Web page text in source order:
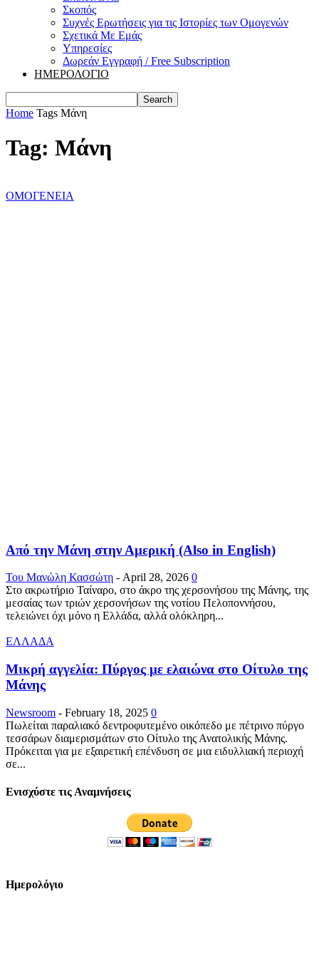
Σκοπός
Συχνές Ερωτήσεις για τις Ιστορίες των Ομογενών
Σχετικά Με Εμάς
Υπηρεσίες
Δωρεάν Εγγραφή / Free Subscription
ΗΜΕΡΟΛΟΓΙΟ
Home Tags Μάνη
Tag: Μάνη
ΟΜΟΓΕΝΕΙΑ
Από την Μάνη στην Αμερική (Also in English)
Του Μανώλη Κασσώτη - April 28, 2026 0
Στο ακρωτήριο Ταίναρο, στο άκρο της χερσονήσου της Μάνης, της
μεσαίας των τριών χερσονήσων της νοτίου Πελοποννήσου,
τελειώνει όχι μόνο η Ελλάδα, αλλά ολόκληρη...
ΕΛΛΑΔΑ
Μικρή αγγελία: Πύργος με ελαιώνα στο Οίτυλο της
Μάνης
Newsroom - February 18, 2025 0
Πωλείται παραλιακό δεντροφυτεμένο οικόπεδο με πέτρινο πύργο
τεσσάρων διαμερισμάτων στο Οίτυλο της Ανατολικής Μάνης.
Πρόκειται για με εξαιρετική επένδυση σε μια ειδυλλιακή περιοχή
σε...
Ενισχύστε τις Αναμνήσεις
Ημερολόγιο